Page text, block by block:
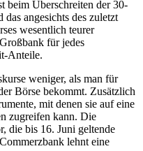
beim Überschreiten der 30-
angesichts des zuletzt
wesentlich teurer
für jedes
Anteile.
weniger, als man für
Börse bekommt. Zusätzlich
mit denen sie auf eine
zugreifen kann. Die
die bis 16. Juni geltende
lehnt eine